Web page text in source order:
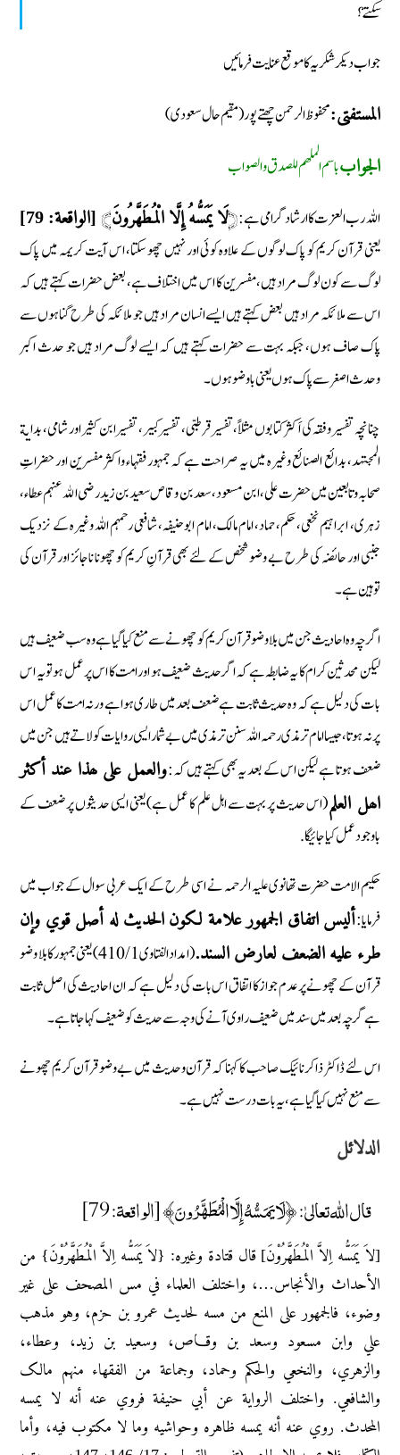
سکتے؟
جواب دیکر شکریہ کا موقع عنایت فرمائیں
المستفتی:محفوظ الرحمن چھتے پور (مقیم حال سعودی)
الجوابباسم الملهم للصدق والصواب
اللہ رب العزت کا ارشاد گرامی ہے: ﴿لَا يَمَسُّهُ إِلَّا الْمُطَهَّرُونَ﴾ [الواقعة: 79]
یعنی قرآن کریم کو پاک لوگوں کے علاوہ کوئی اور نہیں چھو سکتا، اس آیت کریمہ میں پاک
لوگ سے کون لوگ مراد ہیں، مفسرین کا اس میں اختلاف ہے، بعض حضرات کہتے ہیں کہ
اس سے ملائکہ مراد ہیں بعض کہتے ہیں ایسے انسان مراد ہیں جو ملائکہ کی طرح گناہوں سے
پاک صاف ہوں، جبکہ بہت سے حضرات کہتے ہیں کہ ایسے لوگ مراد ہیں جو حدث اکبر
وحدث اصغر سے پاک ہوں یعنی باوضو ہوں۔
چنانچہ تفسیر وفقہ کی اَکثر کتابوں مثلاً، تفسیر قرطبی، تفسیر کبیر، تفسیر ابن کثیر اور شامی، بدایة
المجتہد، بدائع الصنائع وغیرہ میں یہ صراحت ہے کہ جمہور فقہاء واکثر مفسرین اور حضراتِ
صحابہ وتابعین میں حضرت علی، ابن مسعود، سعد بن وقاص سعید بن زید رضى الله عنہم عطاء،
زہری، ابراہیم نخعی، حکم، حماد، امام مالک، امام ابوحنیفہ، شافعی رحمہم اللہ وغیرہ کے نزدیک
جنبی اور حائضہ کی طرح بے وضو شخص کے لئے بھی قرآنِ کریم کو چھونا ناجائز اور قرآن کی
توہین ہے۔
اگر چہ وہ احاديث جن مىں بلا وضو قرآن كريم كو چھونے سے منع كىا گىا ہے وہ سب ضعیف ہیں
لیکن محدثین کرام کا یہ ضابطہ ہے کہ اگر حدیث ضعیف ہو اور امت کا اس پر عمل ہو تو یہ اس
بات کی دلیل ہے کہ وہ حدیث ثابت ہے ضعف بعد میں طاری ہوا ہے ورنہ امت کا عمل اس
پر نہ ہوتا، جیسا امام ترمذی رحمہ اللہ سنن ترمذی میں بے شمار ایسی روایات کو لاتے ہیں جن میں
ضعف ہوتا ہے لیکن اس کے بعد یہ بھی کہتے ہیں کہ:والعمل علی ھذا عند أکثر
اھل العلم(اس حدیث پر بہت سے اہل علم کا عمل ہے) یعنی ایسی حدیثوں پر ضعف کے
باوجود عمل کیا جائیگا.
حکیم الامت حضرت تھانوی علیہ الرحمہ نے اسی طرح کے ایک عربی سوال کے جواب میں
فرمایا:ألیس اتفاق الجمھور علامة لکون الحدیث له أصل قوي وإن
طرء علیه الضعف لعارض السند.
(امداد الفتاوی 410/1) یعنی جمہور کا بلا وضو
قرآن کے چھونے پر عدم جواز کا اتفاق اس بات کی دلیل ہے کہ ان احادیث کی اصل ثابت
ہے گرچہ بعد میں سند میں ضعیف راوی آنے کی وجہ سے حدیث کو ضعیف کہا جاتا ہے۔
اس لئے ڈاکٹر ذاکر نائیک صاحب کا کہنا کہ قرآن وحدیث میں بے وضو قرآن کریم چھونے
سے منع نہیں کیا گیا ہے، یہ بات درست نہیں ہے۔
الدلائل
قال اللّٰه تعالیٰ: ﴿لَا يَمَسُّهُ إِلَّا الْمُطَهَّرُونَ﴾ [الواقعة: 79]
[لاَ یَمَسُّه اِلاَّ الْمُطَھَّرُوْنَ] قال قتادة وغیره: {لاَ یَمَسُّه اِلاَّ الْمُطَھَّرُوْنَ} من
الأحداث والأنجاس…، واختلف العلماء في مس المصحف علی غیر
وضوء، فالجمهور علی المنع من مسه لحدیث عمرو بن حزم، وهو مذهب
علي وابن مسعود وسعد بن وقـاص، وسعید بن زید، وعطاء،
والزهري، والنخعي والحکم وحماد، وجماعة من الفقهاء منهم مالک
والشافعي. واختلف الروایة عن أبي حنیفة فروي عنه أنه لا یمسه
المحدث. روي عنه أنه یمسه ظاهره وحواشیه وما لا مکتوب فیه، وأما